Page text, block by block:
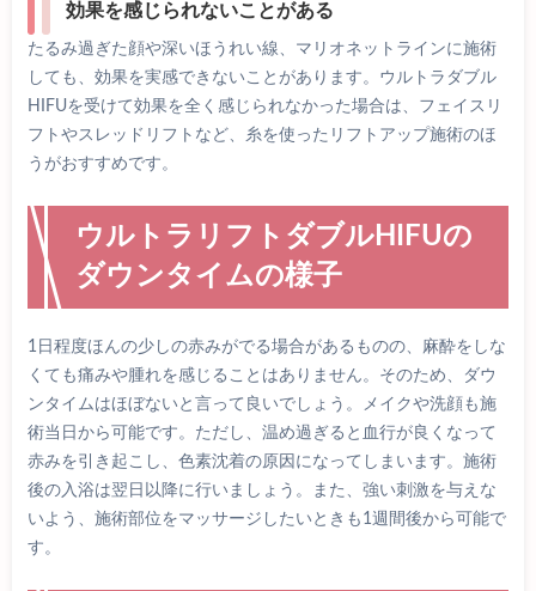
効果を感じられないことがある
たるみ過ぎた顔や深いほうれい線、マリオネットラインに施術
しても、効果を実感できないことがあります。ウルトラダブル
HIFUを受けて効果を全く感じられなかった場合は、フェイスリ
フトやスレッドリフトなど、糸を使ったリフトアップ施術のほ
うがおすすめです。
ウルトラリフトダブルHIFUの
ダウンタイムの様子
1日程度ほんの少しの赤みがでる場合があるものの、麻酔をしな
くても痛みや腫れを感じることはありません。そのため、ダウ
ンタイムはほぼないと言って良いでしょう。メイクや洗顔も施
術当日から可能です。ただし、温め過ぎると血行が良くなって
赤みを引き起こし、色素沈着の原因になってしまいます。施術
後の入浴は翌日以降に行いましょう。また、強い刺激を与えな
いよう、施術部位をマッサージしたいときも1週間後から可能で
す。